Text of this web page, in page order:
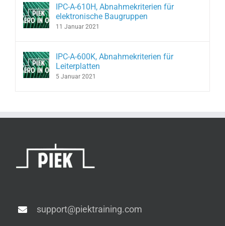
IPC-A-610H, Abnahmekriterien für
elektronische Baugruppen
11 Januar 2021
IPC-A-600K, Abnahmekriterien für
Leiterplatten
5 Januar 2021
support@piektraining.com